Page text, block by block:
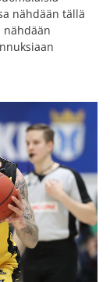
nähdään tällä
nähdään